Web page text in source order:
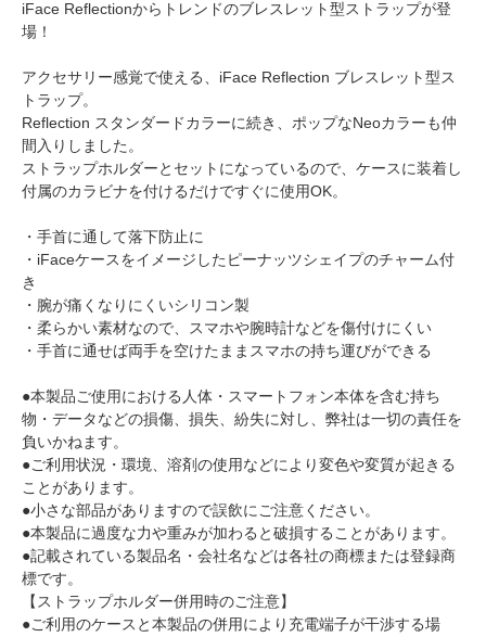
iFace Reflectionからトレンドのブレスレット型ストラップが登
場！
アクセサリー感覚で使える、iFace Reflection ブレスレット型ス
トラップ。
Reflection スタンダードカラーに続き、ポップなNeoカラーも仲
間入りしました。
ストラップホルダーとセットになっているので、ケースに装着し
付属のカラビナを付けるだけですぐに使用OK。
・手首に通して落下防止に
・iFaceケースをイメージしたピーナッツシェイプのチャーム付
き
・腕が痛くなりにくいシリコン製
・柔らかい素材なので、スマホや腕時計などを傷付けにくい
・手首に通せば両手を空けたままスマホの持ち運びができる
●本製品ご使用における人体・スマートフォン本体を含む持ち
物・データなどの損傷、損失、紛失に対し、弊社は一切の責任を
負いかねます。
●ご利用状況・環境、溶剤の使用などにより変色や変質が起きる
ことがあります。
●小さな部品がありますので誤飲にご注意ください。
●本製品に過度な力や重みが加わると破損することがあります。
●記載されている製品名・会社名などは各社の商標または登録商
標です。
【ストラップホルダー併用時のご注意】
●ご利用のケースと本製品の併用により充電端子が干渉する場